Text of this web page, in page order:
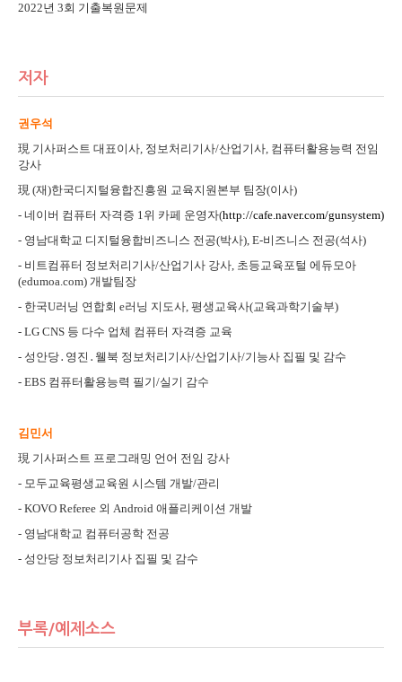
2022년 3회 기출복원문제
저자
권우석
現 기사퍼스트 대표이사, 정보처리기사/산업기사, 컴퓨터활용능력 전임
강사
現 (재)한국디지털융합진흥원 교육지원본부 팀장(이사)
- 네이버 컴퓨터 자격증 1위 카페 운영자(http://cafe.naver.com/gunsystem)
- 영남대학교 디지털융합비즈니스 전공(박사), E-비즈니스 전공(석사)
- 비트컴퓨터 정보처리기사/산업기사 강사, 초등교육포털 에듀모아
(edumoa.com) 개발팀장
- 한국U러닝 연합회 e러닝 지도사, 평생교육사(교육과학기술부)
- LG CNS 등 다수 업체 컴퓨터 자격증 교육
- 성안당․영진․웰북 정보처리기사/산업기사/기능사 집필 및 감수
- EBS 컴퓨터활용능력 필기/실기 감수
김민서
現 기사퍼스트 프로그래밍 언어 전임 강사
- 모두교육평생교육원 시스템 개발/관리
- KOVO Referee 외 Android 애플리케이션 개발
- 영남대학교 컴퓨터공학 전공
- 성안당 정보처리기사 집필 및 감수
부록/예제소스